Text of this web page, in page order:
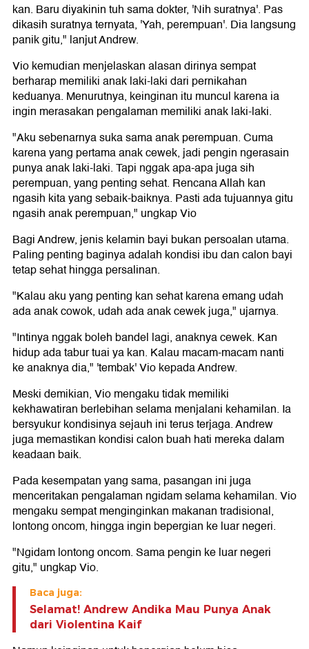
kan. Baru diyakinin tuh sama dokter, 'Nih suratnya'. Pas
dikasih suratnya ternyata, 'Yah, perempuan'. Dia langsung
panik gitu," lanjut Andrew.
Vio kemudian menjelaskan alasan dirinya sempat
berharap memiliki anak laki-laki dari pernikahan
keduanya. Menurutnya, keinginan itu muncul karena ia
ingin merasakan pengalaman memiliki anak laki-laki.
"Aku sebenarnya suka sama anak perempuan. Cuma
karena yang pertama anak cewek, jadi pengin ngerasain
punya anak laki-laki. Tapi nggak apa-apa juga sih
perempuan, yang penting sehat. Rencana Allah kan
ngasih kita yang sebaik-baiknya. Pasti ada tujuannya gitu
ngasih anak perempuan," ungkap Vio
Bagi Andrew, jenis kelamin bayi bukan persoalan utama.
Paling penting baginya adalah kondisi ibu dan calon bayi
tetap sehat hingga persalinan.
"Kalau aku yang penting kan sehat karena emang udah
ada anak cowok, udah ada anak cewek juga," ujarnya.
"Intinya nggak boleh bandel lagi, anaknya cewek. Kan
hidup ada tabur tuai ya kan. Kalau macam-macam nanti
ke anaknya dia," 'tembak' Vio kepada Andrew.
Meski demikian, Vio mengaku tidak memiliki
kekhawatiran berlebihan selama menjalani kehamilan. Ia
bersyukur kondisinya sejauh ini terus terjaga. Andrew
juga memastikan kondisi calon buah hati mereka dalam
keadaan baik.
Pada kesempatan yang sama, pasangan ini juga
menceritakan pengalaman ngidam selama kehamilan. Vio
mengaku sempat menginginkan makanan tradisional,
lontong oncom, hingga ingin bepergian ke luar negeri.
"Ngidam lontong oncom. Sama pengin ke luar negeri
gitu," ungkap Vio.
Baca juga:
Selamat! Andrew Andika Mau Punya Anak
dari Violentina Kaif